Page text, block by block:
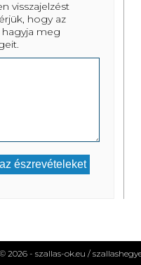
visszajelzést
hogy az
meg
© 2026 - szallas-ok.eu /